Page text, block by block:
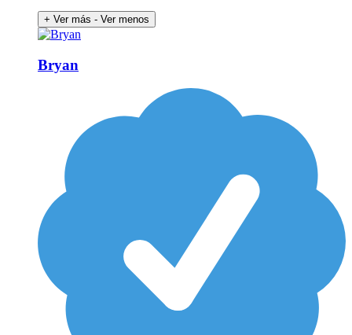
+ Ver más - Ver menos
Bryan